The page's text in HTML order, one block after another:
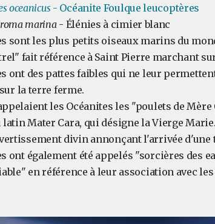
oceanicus - Océanite Foulque leucoptères
marina- Élénies à cimier blanc
sont les plus petits oiseaux marins du
fait référence à Saint Pierre marchant
ont des pattes faibles qui ne leur
la terre ferme.
les Océanites les "poulets de
Mater Cara, qui désigne la Vierge
divin annonçant l'arrivée d'une
ont également été appelés "sorcières des
en référence à leur association avec